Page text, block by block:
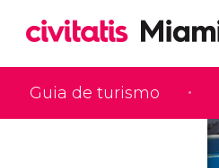
Guia de turismo